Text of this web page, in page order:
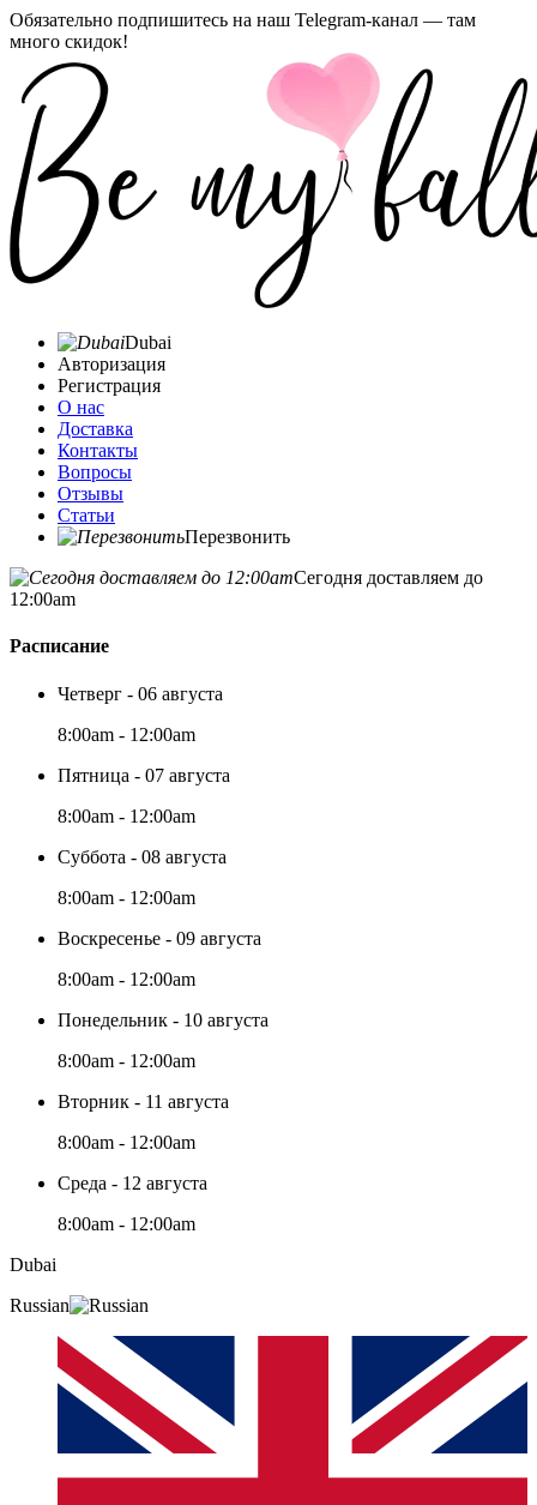
Обязательно подпишитесь на наш Telegram-канал — там
много скидок!
Dubai
Авторизация
Регистрация
О нас
Доставка
Контакты
Вопросы
Отзывы
Статьи
Перезвонить
Сегодня доставляем до
12:00am
Расписание
Четверг - 06 августа
8:00am - 12:00am
Пятница - 07 августа
8:00am - 12:00am
Суббота - 08 августа
8:00am - 12:00am
Воскресенье - 09 августа
8:00am - 12:00am
Понедельник - 10 августа
8:00am - 12:00am
Вторник - 11 августа
8:00am - 12:00am
Среда - 12 августа
8:00am - 12:00am
Dubai
Russian